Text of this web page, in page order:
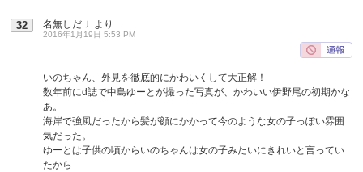
32 名無しだＪ より
2016年1月19日 5:53 PM
いのちゃん、外見を徹底的にかわいくして大正解！
数年前にd誌で中島ゆーとが撮った写真が、かわいい伊野尾の初期かな
あ。
海岸で強風だったから髪が顔にかかって今のような女の子っぽい雰囲
気だった。
ゆーとは子供の頃からいのちゃんは女の子みたいにきれいと言ってい
たから